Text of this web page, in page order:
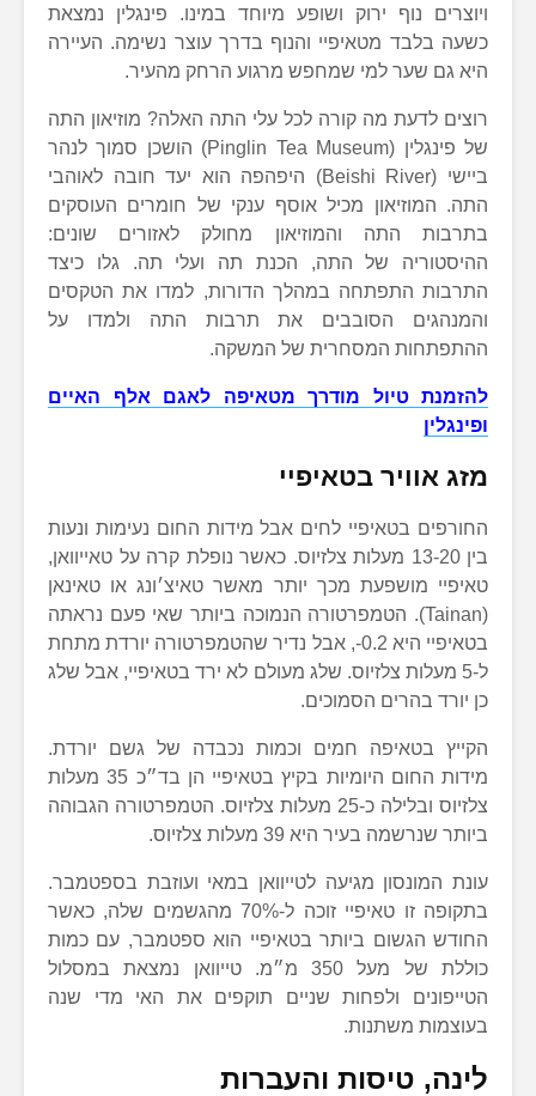
ויוצרים נוף ירוק ושופע מיוחד במינו. פינגלין נמצאת
כשעה בלבד מטאיפיי והנוף בדרך עוצר נשימה. העיירה
היא גם שער למי שמחפש מרגוע הרחק מהעיר.
רוצים לדעת מה קורה לכל עלי התה האלה? מוזיאון התה
של פינגלין (Pinglin Tea Museum) הושכן סמוך לנהר
ביישי (Beishi River) היפהפה הוא יעד חובה לאוהבי
התה. המוזיאון מכיל אוסף ענקי של חומרים העוסקים
בתרבות התה והמוזיאון מחולק לאזורים שונים:
ההיסטוריה של התה, הכנת תה ועלי תה. גלו כיצד
התרבות התפתחה במהלך הדורות, למדו את הטקסים
והמנהגים הסובבים את תרבות התה ולמדו על
ההתפתחות המסחרית של המשקה.
להזמנת טיול מודרך מטאיפה לאגם אלף האיים
ופינגלין
מזג אוויר בטאיפיי
החורפים בטאיפיי לחים אבל מידות החום נעימות ונעות
בין 13-20 מעלות צלזיוס. כאשר נופלת קרה על טאייוואן,
טאיפיי מושפעת מכך יותר מאשר טאיצ׳ונג או טאינאן
(Tainan). הטמפרטורה הנמוכה ביותר שאי פעם נראתה
בטאיפיי היא 0.2-, אבל נדיר שהטמפרטורה יורדת מתחת
ל-5 מעלות צלזיוס. שלג מעולם לא ירד בטאיפיי, אבל שלג
כן יורד בהרים הסמוכים.
הקייץ בטאיפה חמים וכמות נכבדה של גשם יורדת.
מידות החום היומיות בקיץ בטאיפיי הן בד״כ 35 מעלות
צלזיוס ובלילה כ-25 מעלות צלזיוס. הטמפרטורה הגבוהה
ביותר שנרשמה בעיר היא 39 מעלות צלזיוס.
עונת המונסון מגיעה לטייוואן במאי ועוזבת בספטמבר.
בתקופה זו טאיפיי זוכה ל-70% מהגשמים שלה, כאשר
החודש הגשום ביותר בטאיפיי הוא ספטמבר, עם כמות
כוללת של מעל 350 מ״מ. טייוואן נמצאת במסלול
הטייפונים ולפחות שניים תוקפים את האי מדי שנה
בעוצמות משתנות.
לינה, טיסות והעברות